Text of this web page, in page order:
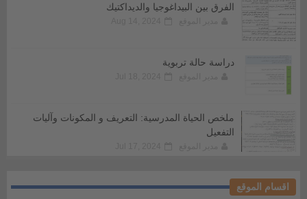
الفرق بين البيداغوجيا والديداكتيك
دراسة حالة تربوية
ملخص الحياة المدرسية: التعريف و المكونات وآليات
التفعيل
اقسام الموقع